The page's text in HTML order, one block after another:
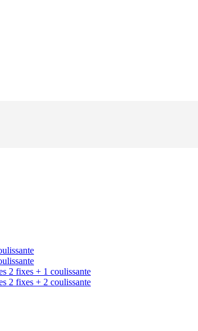
2 fixes + 1 coulissante
2 fixes + 2 coulissante